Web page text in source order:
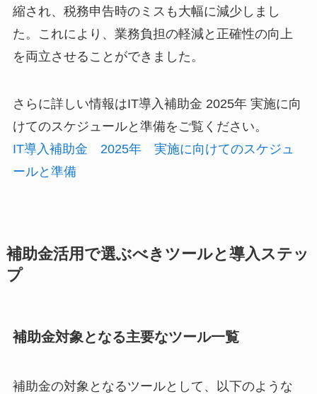
縮され、税務申告時のミスも大幅に減少しまし
た。これにより、業務負担の軽減と正確性の向上
を両立させることができました。
さらに詳しい情報はIT導入補助金 2025年 実施に向
けてのスケジュールと準備をご覧ください。
IT導入補助金 2025年 実施に向けてのスケジュ
ールと準備
補助金活用で選ぶべきツールと導入ステッ
プ
補助金対象となる主要なツール一覧
補助金の対象となるツールとして、以下のような